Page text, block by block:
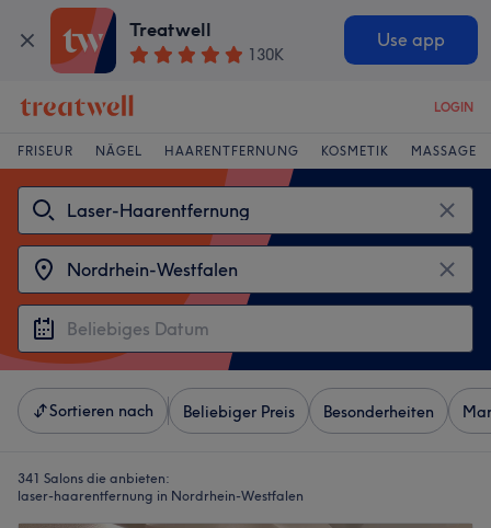
Treatwell
130K
Use app
LOGIN
FRISEUR NÄGEL HAARENTFERNUNG KOSMETIK MASSAGE
Sortieren nach Beliebiger Preis Besonderheiten
341 Salons die anbieten:
laser-haarentfernung in Nordrhein-Westfalen